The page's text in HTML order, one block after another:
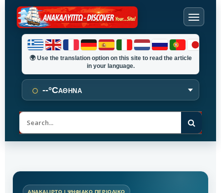
🌍Use the translation option on this site to read the article
in your language.
○ --°CΑΘΗΝΑ
Α
α
ζ